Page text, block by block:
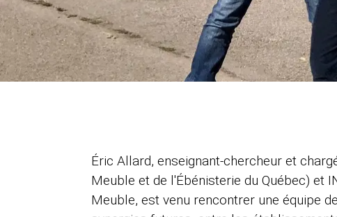
Éric Allard, enseignant-chercheur et
Meuble et de l'Ébénisterie du Québec) et
Meuble, est venu rencontrer une équipe